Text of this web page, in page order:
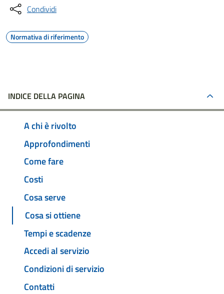
Condividi
Normativa di riferimento
INDICE DELLA PAGINA
A chi è rivolto
Approfondimenti
Come fare
Costi
Cosa serve
Cosa si ottiene
Tempi e scadenze
Accedi al servizio
Condizioni di servizio
Contatti